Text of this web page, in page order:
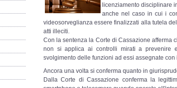
licenziamento disciplinare
anche nel caso in cui i
videosorveglianza essere finalizzati alla tutela
atti illeciti.
Con la sentenza la Corte di Cassazione afferma
non si applica ai controlli mirati a prevenire
svolgimento delle funzioni ad essi assegnate con
Ancora una volta si conferma quanto in
Dalla Corte di Cassazione conferma la